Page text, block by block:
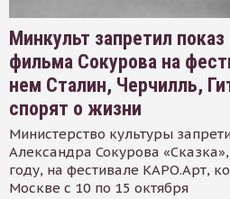
Минкульт запретил
фильма Сокурова на
нем Сталин, Черчилль,
спорят о жизни
Министерство культуры
Александра Сокурова
году, на фестивале КАРО.Арт,
Москве с 10 по 15 октября